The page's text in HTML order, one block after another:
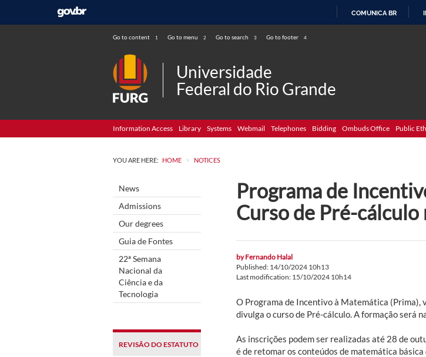
COMUNICA BR
Go to content 1 Go to menu 2 Go to search 3 Go to footer 4
Universidade
Federal do Rio Grande
Information Access Library Systems Webmail Telephones Bidding Ombuds Office Public
YOU ARE HERE: HOME > NOTICES
News
Admissions
Our degrees
Guia de Fontes
22ª Semana
Nacional da
Ciência e da
Tecnologia
REVISÃO DO ESTATUTO
Programa de
Curso de Pré-
byFernando Halal
Published: 14/10/2024 10h13
Last modification: 15/10/2024 10h14
O Programa de Incentivo à Matemática
divulga o curso de Pré-cálculo. A formação será
As inscrições podem ser realizadas até 28 de
é de retomar os conteúdos de matemática